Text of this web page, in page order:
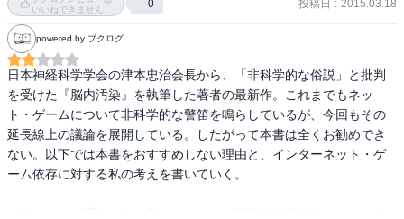
1日　３時間を1年使用した場合1095時間　生活時間（１６時間）で
割ると、
68日になる。つまり、１日３時間利用しただけで、
1年の中で、６８日、2ヶ月以上に渡ってスマホを利用していること
になる。
10年続けたら約2年間、スマホを使用していることになる。
中高生は、その膨大な時間スマホで何をしているか？
１位　SNS　58.9％　２位　動画視聴　16.8％　３位　オンライン
いいねできません
0 投稿日 : 2015.03.18
powered by ブクログ
日本神経科学学会の津本忠治会長から、「非科学的な俗説」と批判
を受けた『脳内汚染』を執筆した著者の最新作。これまでもネッ
ト・ゲームについて非科学的な警笛を鳴らしているが、今回もその
延長線上の議論を展開している。したがって本書は全くお勧めでき
ない。以下では本書をおすすめしない理由と、インターネット・ゲ
ーム依存に対する私の考えを書いていく。